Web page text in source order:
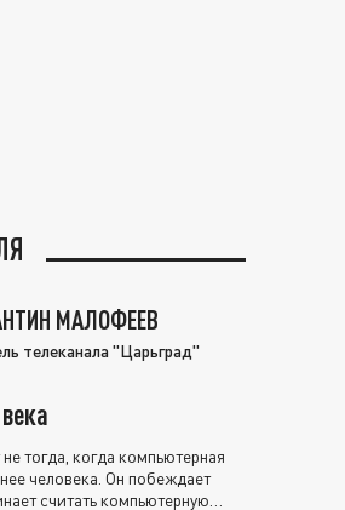
МАЛОФЕЕВ
телеканала "Царьград"
тогда, когда компьютерная
человека. Он побеждает
считать компьютерную